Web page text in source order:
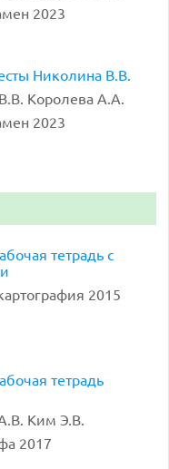
2023
Николина В.В.
Королева А.А.
2023
тетрадь с
2015
тетрадь
Ким Э.В.
2017